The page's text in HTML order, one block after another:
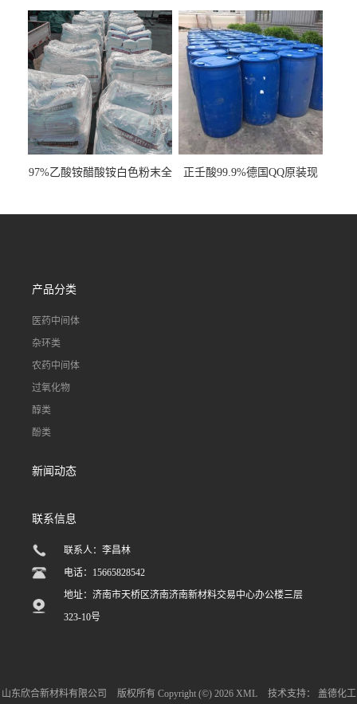
97%乙酸铵醋酸铵白色粉末全
正壬酸99.9%德国QQ原装现
产品分类
医药中间体
杂环类
农药中间体
过氧化物
醇类
酚类
新闻动态
联系信息
联系人：李昌林
电话：15665828542
地址：济南市天桥区济南济南新材料交易中心办公楼三层
323-10号
山东欣合新材料有限公司 版权所有 Copyright (©) 2026 XML 技术支持： 盖德化工